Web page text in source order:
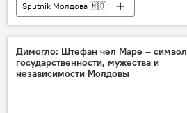
Sputnik Молдова 🇲🇩
Димогло: Штефан чел Маре – символ
государственности, мужества и
независимости Молдовы